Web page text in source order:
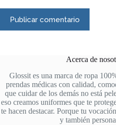
Publicar comentario
Acerca de
Glossit es una marca de ropa
prendas médicas con calidad,
que cuidar de los demás no está
eso creamos uniformes que te
te hacen destacar. Porque tu
y también